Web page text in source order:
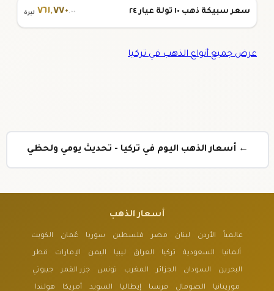
سعر سبيكة ذهب ١٠ تولة عيار ٢٤ ٧٦١,٧٧٠.٠٠ ليرة
عرض جميع أنواع الذهب في تركيا
← أسعار الذهب اليوم في تركيا - تحديث يومي ولحظي
أسعار الذهب
عالمياً الأردن لبنان مصر فلسطين سوريا عُمان الكويت
ألمانيا السعودية تركيا العراق ليبيا اليمن الإمارات قطر
البحرين السودان الجزائر المغرب تونس جزر القمر جيبوتي
موريتانيا الصومال فرنسا إيطاليا السويد أمريكا هولندا